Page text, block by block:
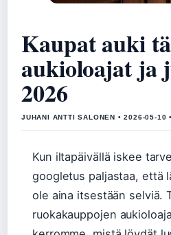
Kaupat auki
aukioloajat ja
2026
JUHANI ANTTI SALONEN • 2026-05-10
Kun iltapäivällä iskee
googletus paljastaa, että
ole aina itsestään selviä.
ruokakauppojen